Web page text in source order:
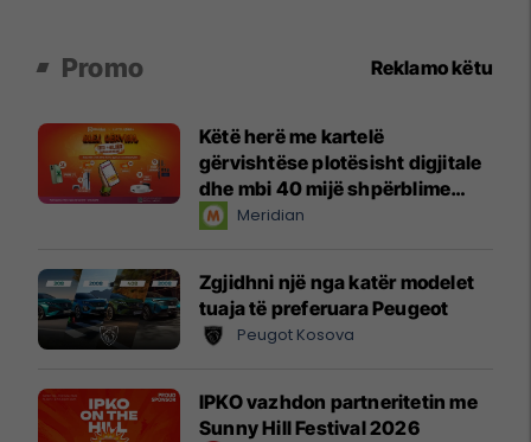
Promo Reklamo këtu
Këtë herë me kartelë
gërvishtëse plotësisht digjitale
dhe mbi 40 mijë shpërblime
instant!Meridian
Zgjidhni një nga katër modelet
tuaja të preferuara Peugeot
Peugot Kosova
IPKO vazhdon partneritetin me
Sunny Hill Festival 2026